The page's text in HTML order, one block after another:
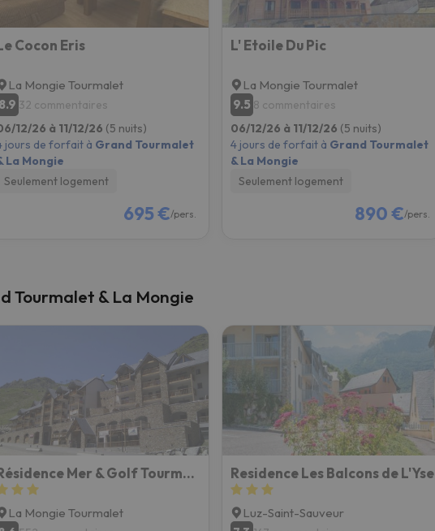
Cocon Eris
La Mongie Tourmalet
8.9 32 commentaires
12/26 à 11/12/26 (5 nuits)
jours de forfait à Grand Tourmalet
La Mongie
Seulement logement
695 €/pers.
L' Etoile Du Pic
La Mongie Tourmalet
9.5 8 commentaires
06/12/26 à 11/12/26 (5 nuits)
4 jours de forfait à Grand Tourmalet
& La Mongie
Seulement logement
890 €/pers.
Tourmalet & La Mongie
Résidence Mer & Golf Tourmalet
La Mongie Tourmalet
Residence Les Balcons de L'Yse
Luz-Saint-Sauveur